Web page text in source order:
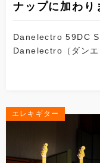
ナップに加わり
Danelectro 59DC
Danelectro（ダンエ
エレキギター